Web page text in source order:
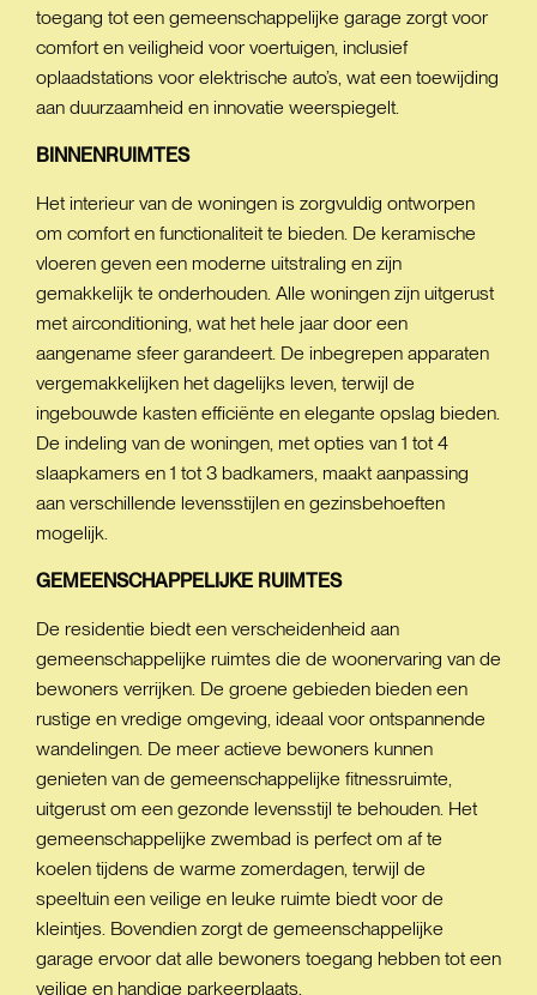
toegang tot een gemeenschappelijke garage zorgt voor
comfort en veiligheid voor voertuigen, inclusief
oplaadstations voor elektrische auto’s, wat een toewijding
aan duurzaamheid en innovatie weerspiegelt.
BINNENRUIMTES
Het interieur van de woningen is zorgvuldig ontworpen
om comfort en functionaliteit te bieden. De keramische
vloeren geven een moderne uitstraling en zijn
gemakkelijk te onderhouden. Alle woningen zijn uitgerust
met airconditioning, wat het hele jaar door een
aangename sfeer garandeert. De inbegrepen apparaten
vergemakkelijken het dagelijks leven, terwijl de
ingebouwde kasten efficiënte en elegante opslag bieden.
De indeling van de woningen, met opties van 1 tot 4
slaapkamers en 1 tot 3 badkamers, maakt aanpassing
aan verschillende levensstijlen en gezinsbehoeften
mogelijk.
GEMEENSCHAPPELIJKE RUIMTES
De residentie biedt een verscheidenheid aan
gemeenschappelijke ruimtes die de woonervaring van de
bewoners verrijken. De groene gebieden bieden een
rustige en vredige omgeving, ideaal voor ontspannende
wandelingen. De meer actieve bewoners kunnen
genieten van de gemeenschappelijke fitnessruimte,
uitgerust om een gezonde levensstijl te behouden. Het
gemeenschappelijke zwembad is perfect om af te
koelen tijdens de warme zomerdagen, terwijl de
speeltuin een veilige en leuke ruimte biedt voor de
kleintjes. Bovendien zorgt de gemeenschappelijke
garage ervoor dat alle bewoners toegang hebben tot een
veilige en handige parkeerplaats.